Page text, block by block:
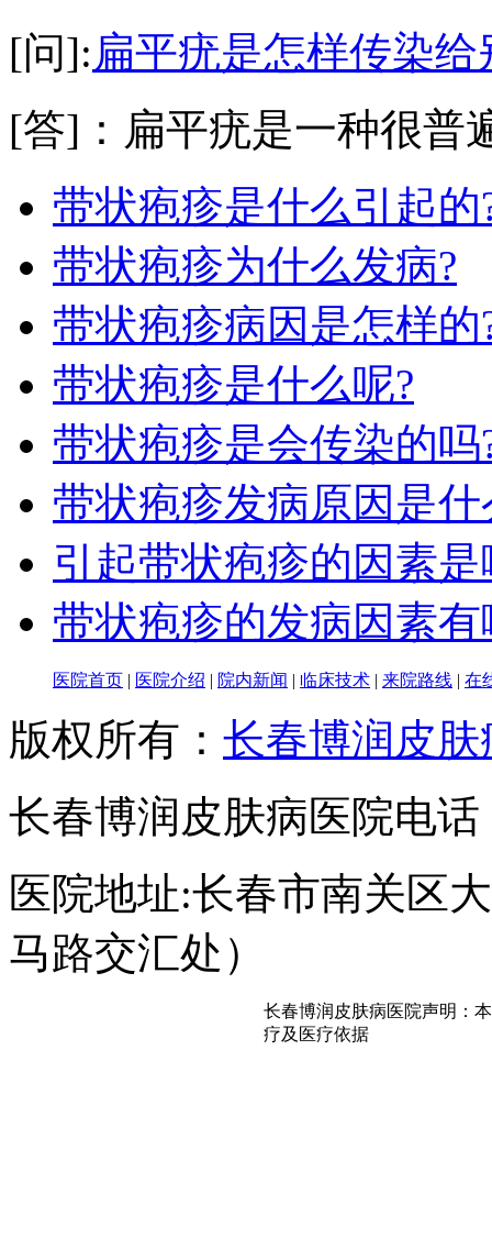
[问]:扁平疣是怎样传染给
[答]：扁平疣是一种很普
带状疱疹是什么引起的
带状疱疹为什么发病?
带状疱疹病因是怎样的
带状疱疹是什么呢?
带状疱疹是会传染的吗
带状疱疹发病原因是什
引起带状疱疹的因素是
带状疱疹的发病因素有
医院首页 | 医院介绍 | 院内新闻 | 临床技术 | 来院路线 | 在
版权所有： 长春博润皮肤
长春博润皮肤病医院电话
医院地址:长春市南关区
马路交汇处）
长春博润皮肤病医院声明：
疗及医疗依据